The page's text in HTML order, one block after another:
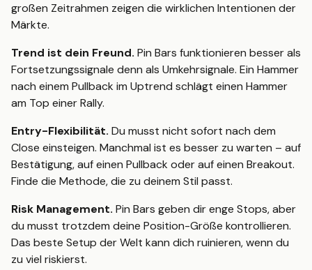
großen Zeitrahmen zeigen die wirklichen Intentionen der
Märkte.
Trend ist dein Freund. Pin Bars funktionieren besser als
Fortsetzungssignale denn als Umkehrsignale. Ein Hammer
nach einem Pullback im Uptrend schlägt einen Hammer
am Top einer Rally.
Entry-Flexibilität. Du musst nicht sofort nach dem
Close einsteigen. Manchmal ist es besser zu warten – auf
Bestätigung, auf einen Pullback oder auf einen Breakout.
Finde die Methode, die zu deinem Stil passt.
Risk Management. Pin Bars geben dir enge Stops, aber
du musst trotzdem deine Position-Größe kontrollieren.
Das beste Setup der Welt kann dich ruinieren, wenn du
zu viel riskierst.